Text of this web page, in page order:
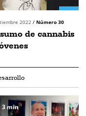
2022 / Número 30
de cannabis
3 min